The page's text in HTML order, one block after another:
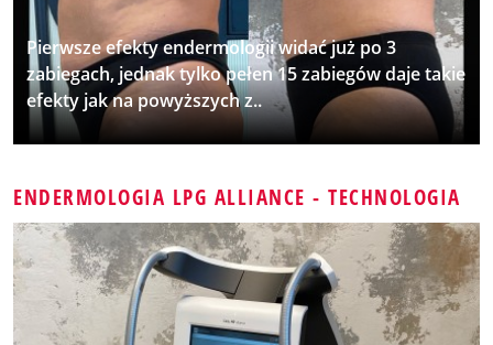
Pierwsze efekty endermologii widać już po 3
zabiegach, jednak tylko pełen 15 zabiegów daje takie
efekty jak na powyższych z..
ENDERMOLOGIA LPG ALLIANCE - TECHNOLOGIA